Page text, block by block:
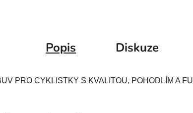
Popis Diskuze
PRO CYKLISTKY S KVALITOU, POHODLÍM A